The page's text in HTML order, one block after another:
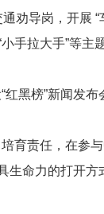
劝导岗，开展 “
手拉大手”等主
红黑榜”新闻发布
育责任，在参
生命力的打开方